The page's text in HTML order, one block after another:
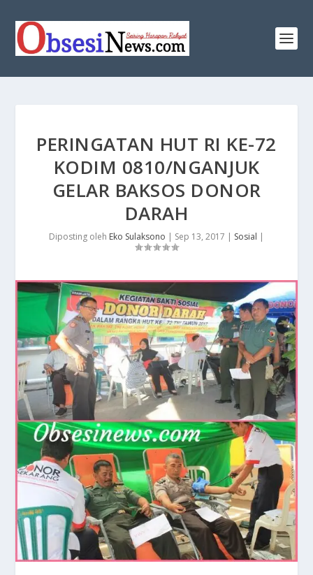
PERINGATAN HUT RI KE-72
KODIM 0810/NGANJUK
GELAR BAKSOS DONOR
DARAH
Diposting oleh Eko Sulaksono | Sep 13, 2017 | Sosial |